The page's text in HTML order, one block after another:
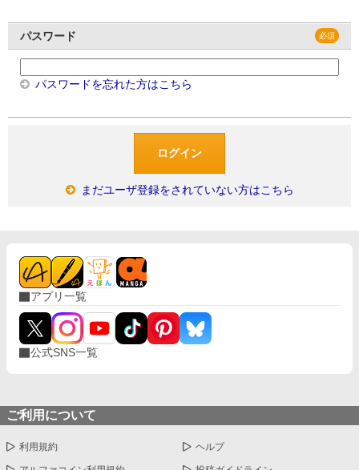
パスワード
パスワードを忘れた方はこちら
まだユーザ登録をされていない方はこちら
アプリ一覧
公式SNS一覧
ご利用について
利用規約 ヘルプ